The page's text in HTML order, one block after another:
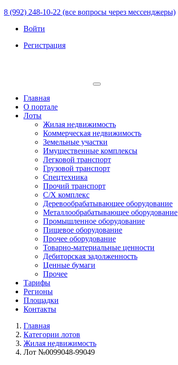
8 (992) 248-10-22 (все вопросы через мессенджеры)
Войти
Регистрация
Главная
О портале
Лоты
Жилая недвижимость
Коммерческая недвижимость
Земельные участки
Имущественные комплексы
Легковой транспорт
Грузовой транспорт
Спецтехника
Прочий транспорт
С/Х комплекс
Деревообрабатывающее оборудование
Металлообрабатывающее оборудование
Промышленное оборудование
Пищевое оборудование
Прочее оборудование
Товарно-материальные ценности
Дебиторская задолженность
Ценные бумаги
Прочее
Тарифы
Регионы
Площадки
Контакты
Главная
Категории лотов
Жилая недвижимость
Лот №0099048-99049